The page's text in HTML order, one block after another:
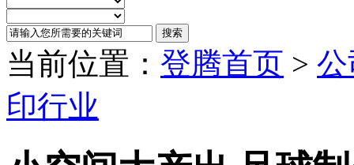
当前位置： 登腾首页 >
印行业